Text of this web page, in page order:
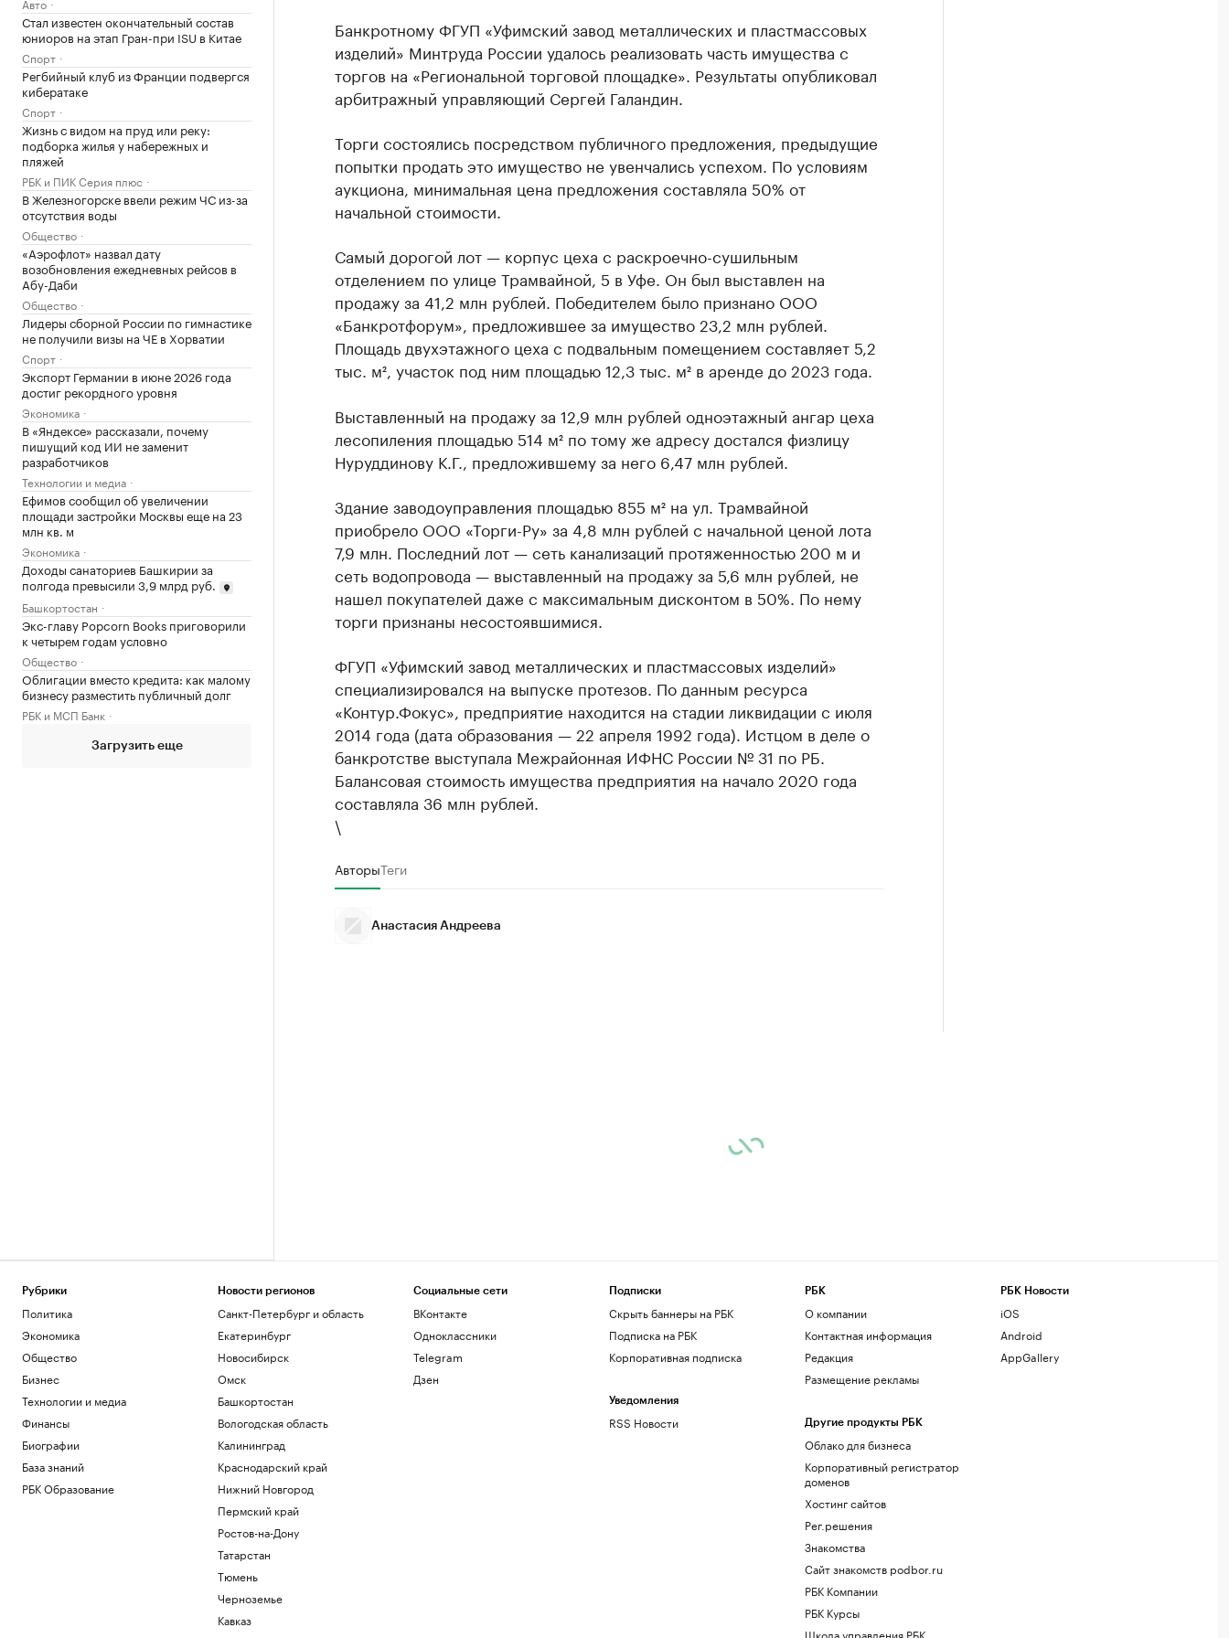
Стал известен окончательный состав
юниоров на этап Гран-при ISU в Китае
Спорт
Регбийный клуб из Франции подвергся
кибератаке
Спорт
Жизнь с видом на пруд или реку:
подборка жилья у набережных и
пляжей
РБК и ПИК Серия плюс
В Железногорске ввели режим ЧС из-за
отсутствия воды
Общество
«Аэрофлот» назвал дату
возобновления ежедневных рейсов в
Абу-Даби
Общество
Лидеры сборной России по гимнастике
не получили визы на ЧЕ в Хорватии
Спорт
Экспорт Германии в июне 2026 года
достиг рекордного уровня
Экономика
В «Яндексе» рассказали, почему
пишущий код ИИ не заменит
разработчиков
Технологии и медиа
Ефимов сообщил об увеличении
площади застройки Москвы еще на 23
млн кв. м
Экономика
Доходы санаториев Башкирии за
полгода превысили 3,9 млрд руб.
Башкортостан
Экс-главу Popcorn Books приговорили
к четырем годам условно
Общество
Облигации вместо кредита: как малому
бизнесу разместить публичный долг
РБК и МСП Банк
Загрузить еще
Банкротному ФГУП «Уфимский завод металлических и пластмассовых
изделий» Минтруда России удалось реализовать часть имущества с
торгов на «Региональной торговой площадке». Результаты опубликовал
арбитражный управляющий Сергей Галандин.
Торги состоялись посредством публичного предложения, предыдущие
попытки продать это имущество не увенчались успехом. По условиям
аукциона, минимальная цена предложения составляла 50% от
начальной стоимости.
Самый дорогой лот — корпус цеха с раскроечно-сушильным
отделением по улице Трамвайной, 5 в Уфе. Он был выставлен на
продажу за 41,2 млн рублей. Победителем было признано ООО
«Банкротфорум», предложившее за имущество 23,2 млн рублей.
Площадь двухэтажного цеха с подвальным помещением составляет 5,2
тыс. м², участок под ним площадью 12,3 тыс. м² в аренде до 2023 года.
Выставленный на продажу за 12,9 млн рублей одноэтажный ангар цеха
лесопиления площадью 514 м² по тому же адресу достался физлицу
Нуруддинову К.Г., предложившему за него 6,47 млн рублей.
Здание заводоуправления площадью 855 м² на ул. Трамвайной
приобрело ООО «Торги-Ру» за 4,8 млн рублей с начальной ценой лота
7,9 млн. Последний лот — сеть канализаций протяженностью 200 м и
сеть водопровода — выставленный на продажу за 5,6 млн рублей, не
нашел покупателей даже с максимальным дисконтом в 50%. По нему
торги признаны несостоявшимися.
ФГУП «Уфимский завод металлических и пластмассовых изделий»
специализировался на выпуске протезов. По данным ресурса
«Контур.Фокус», предприятие находится на стадии ликвидации с июля
2014 года (дата образования — 22 апреля 1992 года). Истцом в деле о
банкротстве выступала Межрайонная ИФНС России № 31 по РБ.
Балансовая стоимость имущества предприятия на начало 2020 года
составляла 36 млн рублей.
\
АвторыТеги
Анастасия Андреева
Рубрики
Политика
Экономика
Общество
Бизнес
Технологии и медиа
Финансы
Биографии
База знаний
РБК Образование
Новости регионов
Санкт-Петербург и область
Екатеринбург
Новосибирск
Омск
Башкортостан
Вологодская область
Калининград
Краснодарский край
Нижний Новгород
Пермский край
Ростов-на-Дону
Татарстан
Тюмень
Черноземье
Кавказ
Социальные сети
ВКонтакте
Одноклассники
Telegram
Дзен
Подписки
Скрыть баннеры на РБК
Подписка на РБК
Корпоративная подписка
Уведомления
RSS Новости
РБК
О компании
Контактная информация
Редакция
Размещение рекламы
Другие продукты РБК
Облако для бизнеса
Корпоративный регистратор
доменов
Хостинг сайтов
Рег.решения
Знакомства
Сайт знакомств podbor.ru
РБК Компании
РБК Курсы
Школа управления РБК
РБК Новости
iOS
Android
AppGallery